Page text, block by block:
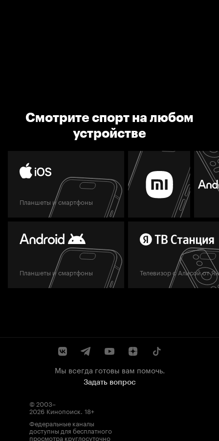
Смотрите спорт на любом
устройстве
Планшеты и смартфоны
Планшеты и смартфоны Телевизор с Алисой от
Мы всегда готовы вам помочь.
Задать вопрос
© 2003–
2026 Кинопоиск. 18+
Федеральные каналы
доступны для бесплатного
просмотра круглосуточно